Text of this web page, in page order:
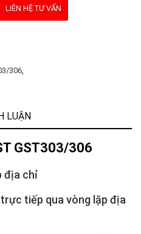
LIÊN HỆ TƯ VẤN
306
LUẬN
GST303/306
địa chỉ
tiếp qua vòng lặp địa